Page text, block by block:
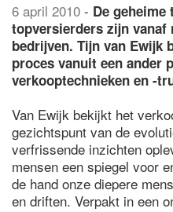
6 april 2010 - De geheime
topversierders zijn
bedrijven. Tijn van Ewijk
proces vanuit een ander
verkooptechnieken en -
Van Ewijk bekijkt het
gezichtspunt van de
verfrissende inzichten
mensen een spiegel voor
de hand onze diepere
en driften. Verpakt in een